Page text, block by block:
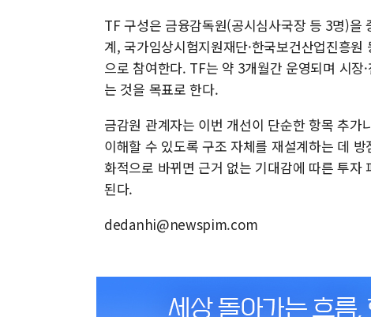
TF 구성은 금융감독원(공시심사국장 등 3명)을
계, 국가임상시험지원재단·한국보건산업진흥
으로 참여한다. TF는 약 3개월간 운영되며 시
는 것을 목표로 한다.
금감원 관계자는 이번 개선이 단순한 항목 추
이해할 수 있도록 구조 자체를 재설계하는 데
화적으로 바뀌면 근거 없는 기대감에 따른 투
된다.
dedanhi@newspim.com